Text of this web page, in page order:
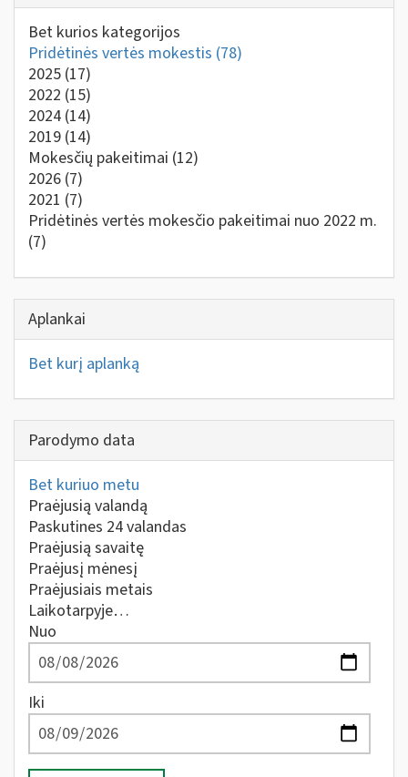
Bet kurios kategorijos
Pridėtinės vertės mokestis (78)
2025 (17)
2022 (15)
2024 (14)
2019 (14)
Mokesčių pakeitimai (12)
2026 (7)
2021 (7)
Pridėtinės vertės mokesčio pakeitimai nuo 2022 m.
(7)
Aplankai
Bet kurį aplanką
Parodymo data
Bet kuriuo metu
Praėjusią valandą
Paskutines 24 valandas
Praėjusią savaitę
Praėjusį mėnesį
Praėjusiais metais
Laikotarpyje…
Nuo
Iki